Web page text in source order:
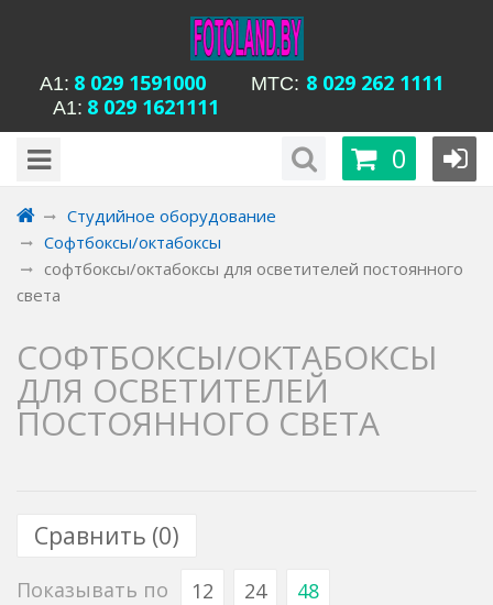
А1: 8 029 1591000 MTC: 8 029 262 1111
А1: 8 029 1621111
Время работы магазина Уманская 54:будни с 15-00 до
20-00, сб с 13-00 до 18-00, вс вых
0
Студийное оборудование
Софтбоксы/октабоксы
софтбоксы/октабоксы для осветителей постоянного
света
СОФТБОКСЫ/ОКТАБОКСЫ
ДЛЯ ОСВЕТИТЕЛЕЙ
ПОСТОЯННОГО СВЕТА
Сравнить (0)
Показывать по 12 24 48